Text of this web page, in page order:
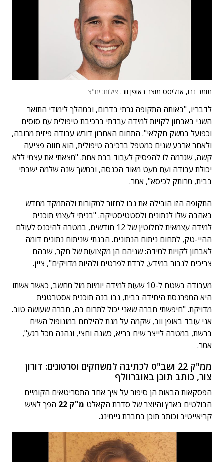
תומר נבו, אנליסט מוצר באופן ווב. צילום: יח"צ
לדבריו, "באותה התקופה גרתי בדרום, ובמהלך לימודי התואר
השני באבחון לקויות למידה עבדתי ברכיבת טיפולית עם סוסים
וכפועל במשק חקלאי". התחום האחרון דורש עבודה פיזית מרובה,
ולאחר ארבע שנים כמטפל ברכיבה טיפולית, הוא חווה פציעה
קשה, שגרמה לו להפסיק לעבוד בבת אחת. "מצאתי את עצמי ללא
יכולת עבודה ועם מעט מאוד הכנסה, ובמשך שנה שלמה ישבתי
בבית, מרותק לכיסא", אמר.
התקופה הזו הובילה את נבו לחזור למקורות ולהתמקד מחדש
באהבה שלו לנתונים ולסטטיסטיקה. "בניתי לעצמי תוכנית
למידה עצמאית לחלוטין של 12 חודשים, במטרה להיכנס לעולם
ההיי-טק, לתחום ניתוח הנתונים. הבנתי שניתוח נתונים דומה
לאבחון לקויות למידה: שניהם הן מקצועות של חקר, שבהם
צריכים לנבור במידע, לרדת לפרטים ולהיות מדויקים", ציין.
מעבודה בשטח ל-10 שעות למידה יומיות מול מחשב, כאשר אשתו
היא המפרנסת היחידה בבית, נבו בנה תוכנית אסטרטגית
מדויקת. "חיפשתי חברה שאני יכול לתרום בה, חברה שעושה טוב.
אני עובד באופן ווב, שקמה על מנת להילחם במונופול השיח
ברשת, במטרה לייצר שיח בריא, כשנה וחצי, ונהנה מכל רגע",
אמר.
ממ"ק 22 ושב"ס לכתיבה למשחקים וסרטונים: דורון
צור, כותב תוכן באוברוולף
הפסקאות הבאות הן סיפור על איך אחד התסריטאים הקומיים
הבולטים בארץ והיוצר של סדרת הקאלט מ"ק 22
הפך לאיש
קריאייטיב וכותב תוכן בחברת גיימינג.